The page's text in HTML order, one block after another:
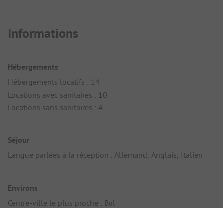
Informations
Hébergements
Hébergements locatifs : 14
Locations avec sanitaires : 10
Locations sans sanitaires : 4
Séjour
Langue parlées à la réception : Allemand, Anglais, Italien
Environs
Centre-ville le plus proche : Bol